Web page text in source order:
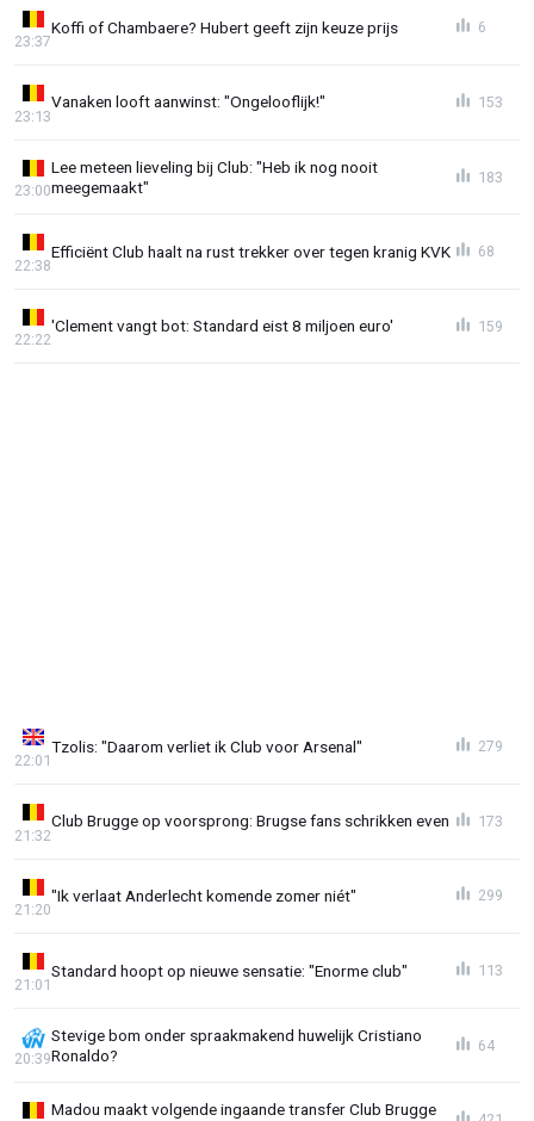
Koffi of Chambaere? Hubert geeft zijn keuze prijs
23:37
6
Vanaken looft aanwinst: "Ongelooflijk!"
23:13
153
Lee meteen lieveling bij Club: "Heb ik nog nooit
meegemaakt"
23:00
183
Efficiënt Club haalt na rust trekker over tegen kranig KVK
22:38
68
'Clement vangt bot: Standard eist 8 miljoen euro'
22:22
159
Tzolis: "Daarom verliet ik Club voor Arsenal"
22:01
279
Club Brugge op voorsprong: Brugse fans schrikken even
21:32
173
"Ik verlaat Anderlecht komende zomer niét"
21:20
299
Standard hoopt op nieuwe sensatie: "Enorme club"
21:01
113
Stevige bom onder spraakmakend huwelijk Cristiano
Ronaldo?
20:39
64
Madou maakt volgende ingaande transfer Club Brugge